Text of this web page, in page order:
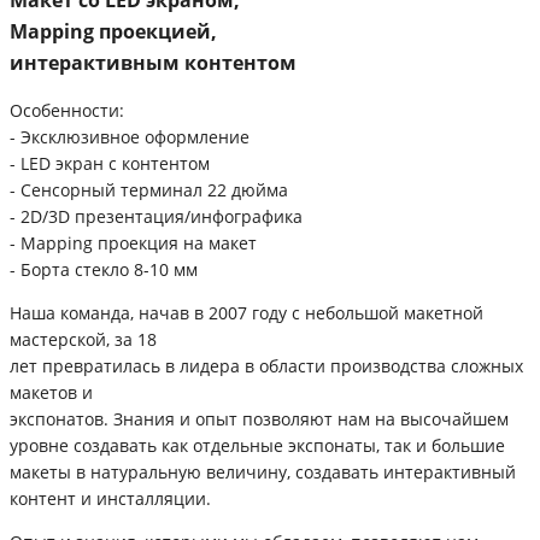
Mapping проекцией,
интерактивным контентом
Особенности:
- Эксклюзивное оформление
- LED экран с контентом
- Сенсорный терминал 22 дюйма
- 2D/3D презентация/инфографика
- Mapping проекция на макет
- Борта стекло 8-10 мм
Наша команда, начав в 2007 году с небольшой макетной
мастерской, за 18
лет превратилась в лидера в области производства сложных
макетов и
экспонатов. Знания и опыт позволяют нам на высочайшем
уровне создавать как отдельные экспонаты, так и большие
макеты в натуральную величину, создавать интерактивный
контент и инсталляции.